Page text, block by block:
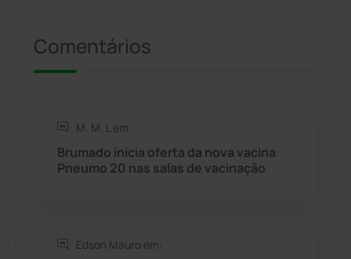
Rio de Contas
Rio do Antônio
Rio do Pires
Seabra
Comentários
M. M. L em:
Brumado inicia oferta da nova vacina
Pneumo 20 nas salas de vacinação
Edson Mauro em: